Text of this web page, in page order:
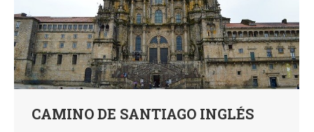
CAMINO DE SANTIAGO INGLÉS